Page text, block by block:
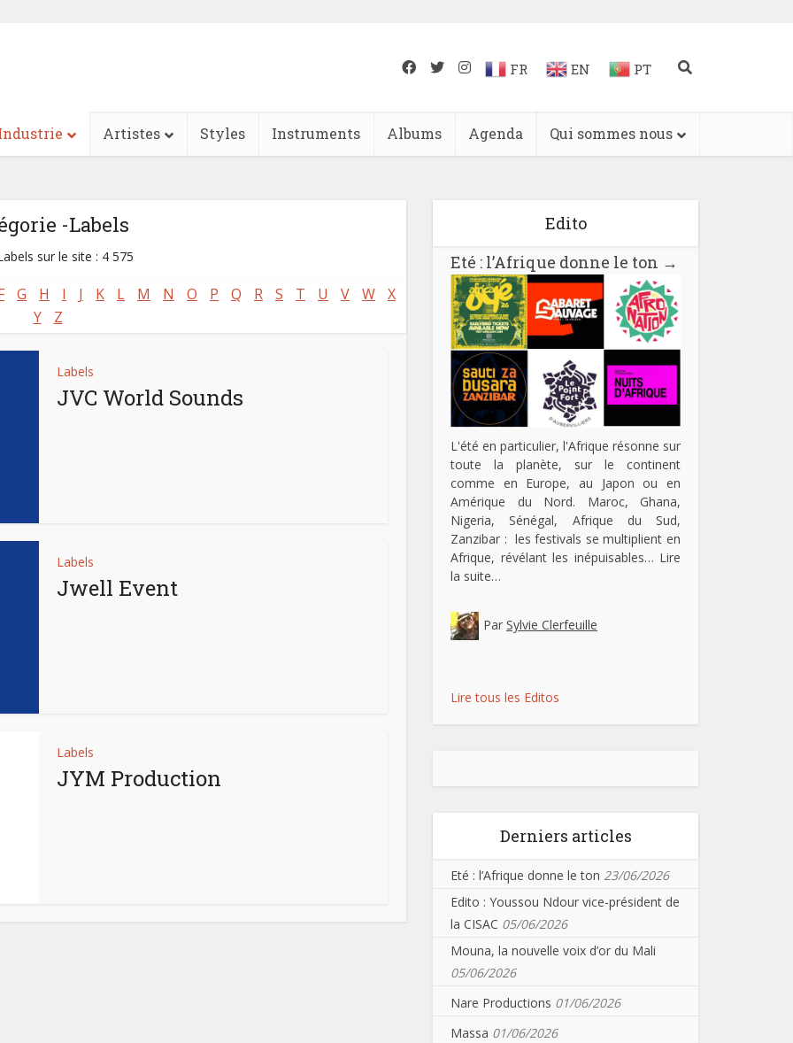
FR EN PT
Artistes Styles Instruments Albums Agenda Qui sommes nous
-Labels
sur le site : 4 575
G H I J K L M N O P Q R S T U V W
X
Y
Z
Labels
JVC World Sounds
Labels
Jwell Event
Labels
JYM Production
Edito
Eté : l’Afrique donne le ton →
L'été en particulier, l'Afrique résonne sur
toute la planète, sur le continent
comme en Europe, au Japon ou en
Amérique du Nord. Maroc, Ghana,
Nigeria, Sénégal, Afrique du Sud,
Zanzibar : les festivals se multiplient en
Afrique, révélant les inépuisables… Lire
la suite…
Par Sylvie Clerfeuille
Lire tous les Editos
Derniers articles
Eté : l’Afrique donne le ton 23/06/2026
Edito : Youssou Ndour vice-président de
la CISAC 05/06/2026
Mouna, la nouvelle voix d’or du Mali
05/06/2026
Nare Productions 01/06/2026
Massa 01/06/2026